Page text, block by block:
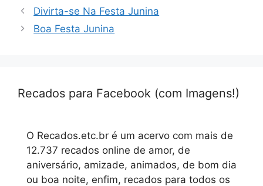
Divirta-se Na Festa Junina
Boa Festa Junina
Recados para Facebook (com Imagens!)
O Recados.etc.br é um acervo com mais de
12.737 recados online de amor, de
aniversário, amizade, animados, de bom dia
ou boa noite, enfim, recados para todos os